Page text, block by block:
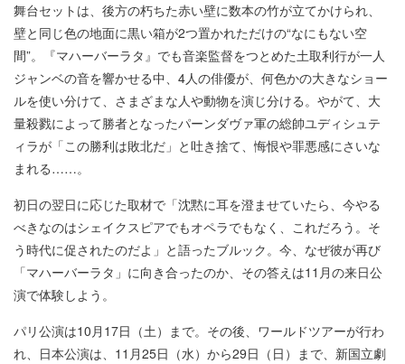
舞台セットは、後方の朽ちた赤い壁に数本の竹が立てかけられ、
壁と同じ色の地面に黒い箱が2つ置かれただけの“なにもない空
間”。『マハーバーラタ』でも音楽監督をつとめた土取利行が一人
ジャンベの音を響かせる中、4人の俳優が、何色かの大きなショー
ルを使い分けて、さまざまな人や動物を演じ分ける。やがて、大
量殺戮によって勝者となったパーンダヴァ軍の総帥ユディシュテ
ィラが「この勝利は敗北だ」と吐き捨て、悔恨や罪悪感にさいな
まれる……。
初日の翌日に応じた取材で「沈黙に耳を澄ませていたら、今やる
べきなのはシェイクスピアでもオペラでもなく、これだろう。そ
う時代に促されたのだよ」と語ったブルック。今、なぜ彼が再び
「マハーバーラタ」に向き合ったのか、その答えは11月の来日公
演で体験しよう。
パリ公演は10月17日（土）まで。その後、ワールドツアーが行わ
れ、日本公演は、11月25日（水）から29日（日）まで、新国立劇